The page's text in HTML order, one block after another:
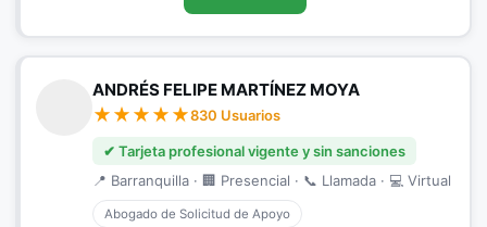
ANDRÉS FELIPE MARTÍNEZ MOYA
830 Usuarios
✔ Tarjeta profesional vigente y sin sanciones
📍 Barranquilla · 🏢 Presencial · 📞 Llamada · 💻 Virtual
Abogado de Solicitud de Apoyo